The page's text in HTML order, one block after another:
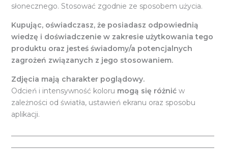
słonecznego. Stosować zgodnie ze sposobem użycia.
Kupując, oświadczasz, że posiadasz odpowiednią
wiedzę i doświadczenie w zakresie użytkowania tego
produktu oraz jesteś świadomy/a potencjalnych
zagrożeń związanych z jego stosowaniem.
Zdjęcia mają charakter poglądowy.
Odcień i intensywność koloru mogą się różnićw
zależności od światła, ustawień ekranu oraz sposobu
aplikacji.